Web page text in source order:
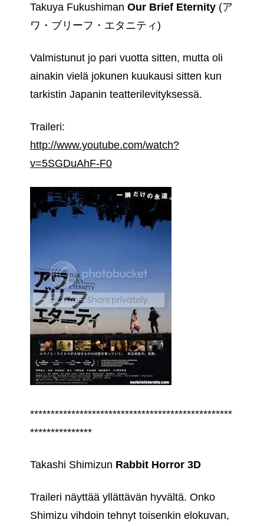
Takuya Fukushiman Our Brief Eternity(ア
ワ・ブリーフ・エタニティ)
Valmistunut jo pari vuotta sitten, mutta oli
ainakin vielä jokunen kuukausi sitten kun
tarkistin Japanin teatterilevityksessä.
Traileri:
http://www.youtube.com/watch?
v=5SGDuAhF-F0
*************************************************
***************
Takashi Shimizun Rabbit Horror 3D
Traileri näyttää yllättävän hyvältä. Onko
Shimizu vihdoin tehnyt toisenkin elokuvan,